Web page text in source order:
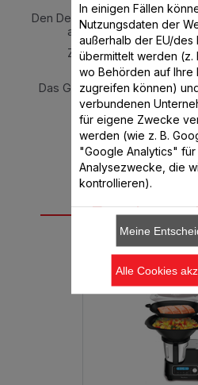
Den Deckel schließen und das
auf Stufe 1 für 15 Min.
Zum Schluss das
Deckelöffnung
Das Gericht herausnehmen,
Für dieses
In einigen Fällen
Nutzungsdaten der
außerhalb der EU/des
übermittelt werden (z.
wo Behörden auf Ihre
zugreifen können)
verbundenen
für eigene Zwecke
werden (wie z. B.
"Google Analytics"
Analysezwecke, die
kontrollieren).
Meine
Alle Cookies